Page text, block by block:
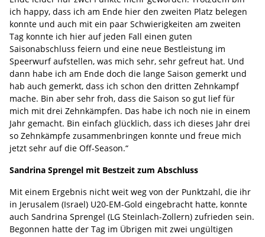
ich happy, dass ich am Ende hier den zweiten Platz belegen
konnte und auch mit ein paar Schwierigkeiten am zweiten
Tag konnte ich hier auf jeden Fall einen guten
Saisonabschluss feiern und eine neue Bestleistung im
Speerwurf aufstellen, was mich sehr, sehr gefreut hat. Und
dann habe ich am Ende doch die lange Saison gemerkt und
hab auch gemerkt, dass ich schon den dritten Zehnkampf
mache. Bin aber sehr froh, dass die Saison so gut lief für
mich mit drei Zehnkämpfen. Das habe ich noch nie in einem
Jahr gemacht. Bin einfach glücklich, dass ich dieses Jahr drei
so Zehnkämpfe zusammenbringen konnte und freue mich
jetzt sehr auf die Off-Season.“
Sandrina Sprengel mit Bestzeit zum Abschluss
Mit einem Ergebnis nicht weit weg von der Punktzahl, die ihr
in Jerusalem (Israel) U20-EM-Gold eingebracht hatte, konnte
auch Sandrina Sprengel (LG Steinlach-Zollern) zufrieden sein.
Begonnen hatte der Tag im Übrigen mit zwei ungültigen